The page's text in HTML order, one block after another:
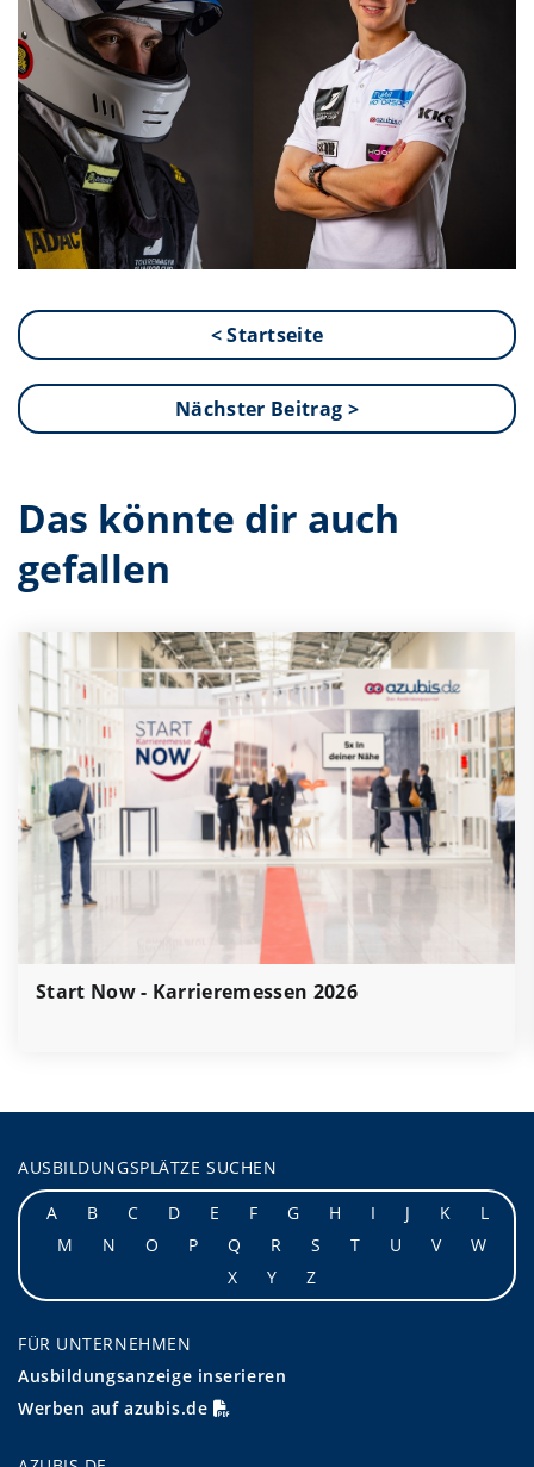
< Startseite
Nächster Beitrag >
Das könnte dir auch
gefallen
Start Now - Karrieremessen 2026
AUSBILDUNGSPLÄTZE SUCHEN
A
B C D E F G H I J K
L
M
N O P Q R S T U V
W
X
Y Z
FÜR UNTERNEHMEN
Ausbildungsanzeige inserieren
Werben auf azubis.de